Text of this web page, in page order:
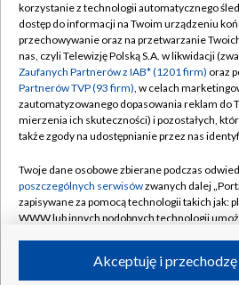
TVP
Abonament TVP
Emisja w TVP
Centrum informacji TVP
Naziemna Telewizja Cyfrowa
Rada Programowa
System NOS
Informacje o nadawcy
Program dla prasy
Regulamin
Polityka
Moje
Pomoc
Kontakt
Kanały
korzystanie z technologii automatycznego
dostęp do informacji na Twoim urządzeniu
przechowywanie oraz na przetwarzanie
nas, czyli Telewizję Polską S.A. w likwidacji
Zaufanych Partnerów z IAB* (1201 firm) oraz
Partnerów TVP (93 firm), w celach
zautomatyzowanego dopasowania reklam do
mierzenia ich skuteczności) i pozostałych,
także zgody na udostępnianie przez nas
Twoje dane osobowe zbierane podczas
poszczególnych serwisówzwanych dalej
zapisywane za pomocą technologii takich jak:
WWW lub innych podobnych technologii
ruchu w Internecie.Akceptuję i